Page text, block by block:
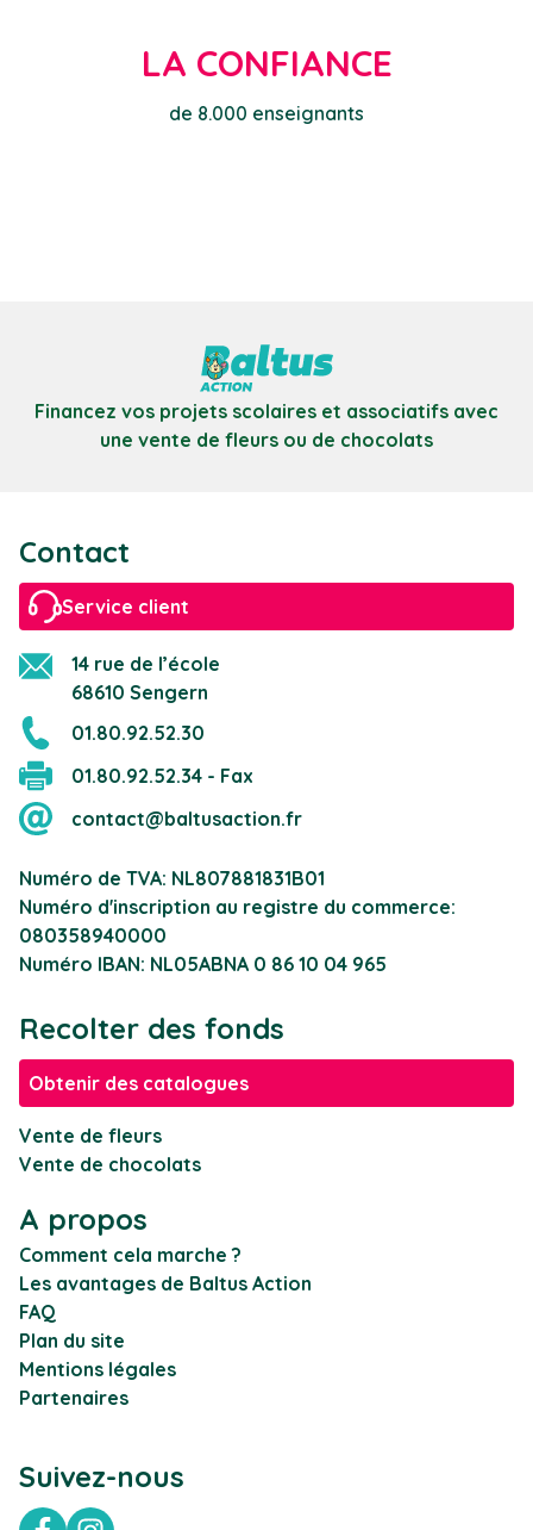
LA CONFIANCE
de 8.000 enseignants
Financez vos projets scolaires et associatifs avec
une vente de fleurs ou de chocolats
Contact
Service client
14 rue de l’école
68610 Sengern
01.80.92.52.30
01.80.92.52.34 - Fax
contact@baltusaction.fr
Numéro de TVA: NL807881831B01
Numéro d'inscription au registre du commerce:
080358940000
Numéro IBAN: NL05ABNA 0 86 10 04 965
Recolter des fonds
Obtenir des catalogues
Vente de fleurs
Vente de chocolats
A propos
Comment cela marche ?
Les avantages de Baltus Action
FAQ
Plan du site
Mentions légales
Partenaires
Suivez-nous